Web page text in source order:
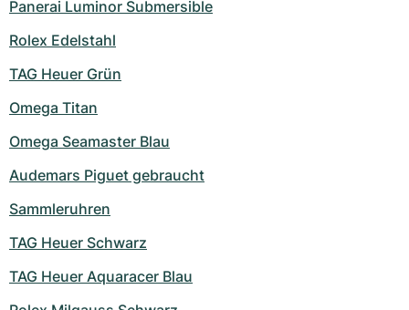
Panerai Luminor Submersible
Rolex Edelstahl
TAG Heuer Grün
Omega Titan
Omega Seamaster Blau
Audemars Piguet gebraucht
Sammleruhren
TAG Heuer Schwarz
TAG Heuer Aquaracer Blau